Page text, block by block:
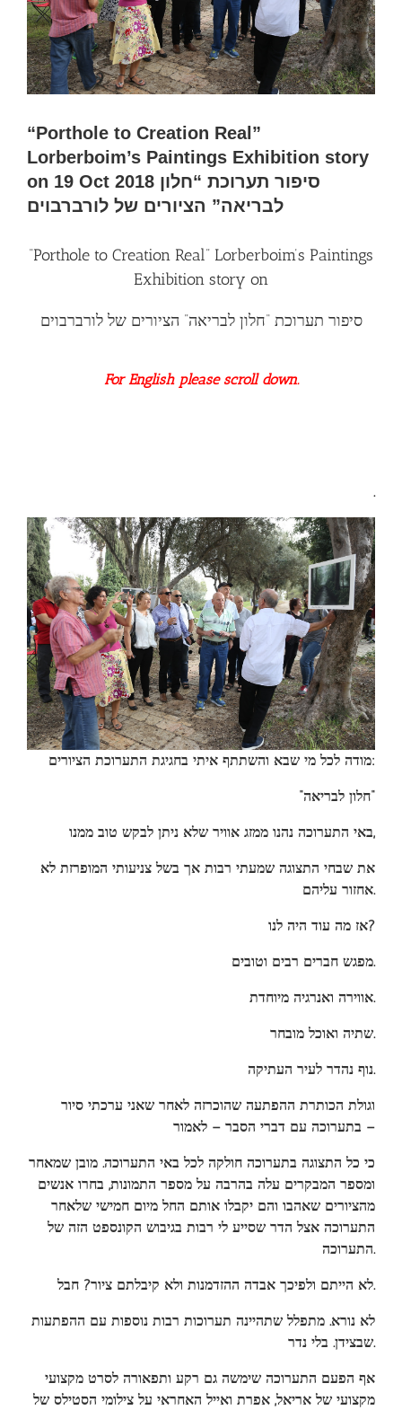
“Porthole to Creation Real”
Lorberboim’s Paintings Exhibition story
on 19 Oct 2018 סיפור תערוכת “חלון
לבריאה” הציורים של לורברבוים
“Porthole to Creation Real” Lorberboim’s Paintings
Exhibition story on
סיפור תערוכת “חלון לבריאה” הציורים של לורברבוים
For English please scroll down.
.
מודה לכל מי שבא והשתתף איתי בחגיגת התערוכת הציורים:
“חלון לבריאה“
באי התערוכה נהנו ממזג אוויר שלא ניתן לבקש טוב ממנו,
את שבחי התצוגה שמעתי רבות אך בשל צניעותי המופרזת לא
אחזור עליהם.
אז מה עוד היה לנו?
מפגש חברים רבים וטובים.
אווירה ואנרגיה מיוחדת.
שתיה ואוכל מובחר.
נוף נהדר לעיר העתיקה.
וגולת הכותרת ההפתעה שהוכרזה לאחר שאני ערכתי סיור
בתערוכה עם דברי הסבר – לאמור –
כי כל התצוגה בתערוכה חולקה לכל באי התערוכה. מובן שמאחר
ומספר המבקרים עלה בהרבה על מספר התמונות, בחרו אנשים
מהציורים שאהבו והם יקבלו אותם החל מיום חמישי שלאחר
התערוכה אצל הדר שסייע לי רבות בגיבוש הקונספט הזה של
התערוכה.
לא הייתם ולפיכך אבדה ההזדמנות ולא קיבלתם ציור? חבל.
לא נורא. מתפלל שתהיינה תערוכות רבות נוספות עם ההפתעות
שבצידן. בלי נדר.
אף הפעם התערוכה שימשה גם רקע ותפאורה לסרט מקצועי
מקצועי של אריאל, אפרת ואייל האחראי על צילומי הסטילס של